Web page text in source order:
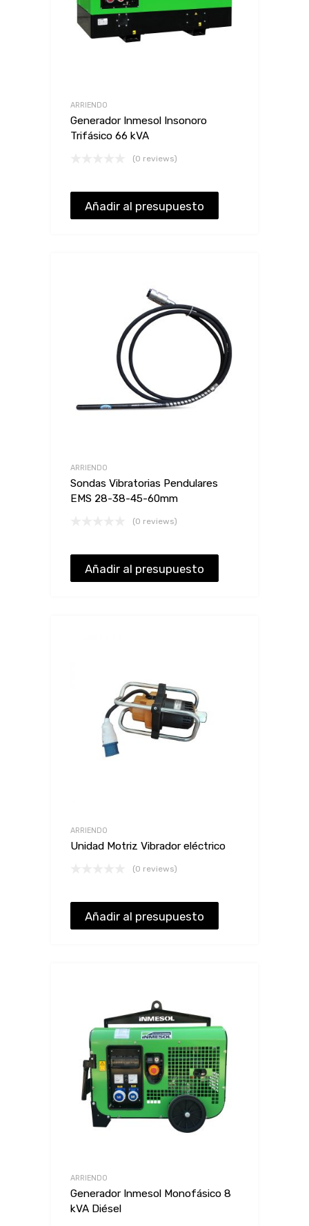
ARRIENDO
Generador Inmesol Insonoro
Trifásico 66 kVA
(0 reviews)
Añadir al presupuesto
ARRIENDO
Sondas Vibratorias Pendulares
EMS 28-38-45-60mm
(0 reviews)
Añadir al presupuesto
ARRIENDO
Unidad Motriz Vibrador eléctrico
(0 reviews)
Añadir al presupuesto
ARRIENDO
Generador Inmesol Monofásico 8
kVA Diésel